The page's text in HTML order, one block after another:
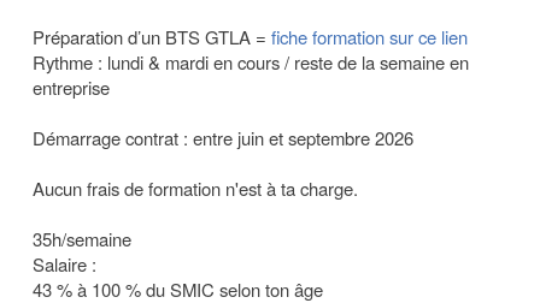
Préparation d’un BTS GTLA = fiche formation sur ce lien
Rythme : lundi & mardi en cours / reste de la semaine en
entreprise
Démarrage contrat : entre juin et septembre 2026
Aucun frais de formation n'est à ta charge.
35h/semaine
Salaire :
43 % à 100 % du SMIC selon ton âge